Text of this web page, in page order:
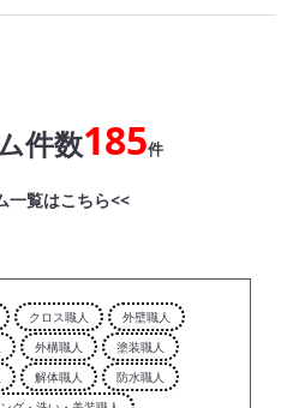
件数185件
一覧はこちら<<
クロス職人
外壁職人
外構職人
塗装職人
解体職人
防水職人